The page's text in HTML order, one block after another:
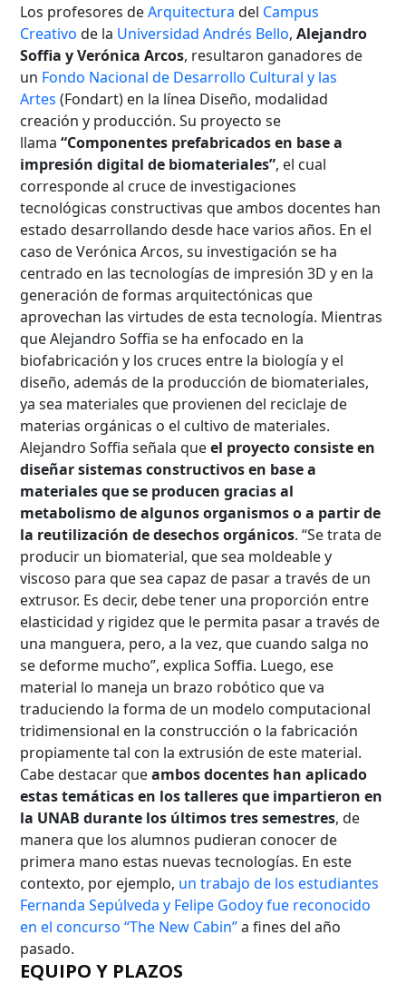
Los profesores deArquitectura del Campus
Creativo de la Universidad Andrés Bello,Alejandro
Soffia y Verónica Arcos, resultaron ganadores de
un Fondo Nacional de Desarrollo Cultural y las
Artes (Fondart) en la línea Diseño, modalidad
creación y producción. Su proyecto se
llama“Componentes prefabricados en base a
impresión digital de biomateriales”, el cual
corresponde al cruce de investigaciones
tecnológicas constructivas que ambos docentes han
estado desarrollando desde hace varios años. En el
caso de Verónica Arcos, su investigación se ha
centrado en las tecnologías de impresión 3D y en la
generación de formas arquitectónicas que
aprovechan las virtudes de esta tecnología. Mientras
que Alejandro Soffia se ha enfocado en la
biofabricación y los cruces entre la biología y el
diseño, además de la producción de biomateriales,
ya sea materiales que provienen del reciclaje de
materias orgánicas o el cultivo de materiales.
Alejandro Soffia señala queel proyecto consiste en
diseñar sistemas constructivos en base a
materiales que se producen gracias al
metabolismo de algunos organismos o a partir de
la reutilización de desechos orgánicos. “Se trata de
producir un biomaterial, que sea moldeable y
viscoso para que sea capaz de pasar a través de un
extrusor. Es decir, debe tener una proporción entre
elasticidad y rigidez que le permita pasar a través de
una manguera, pero, a la vez, que cuando salga no
se deforme mucho”, explica Soffia. Luego, ese
material lo maneja un brazo robótico que va
traduciendo la forma de un modelo computacional
tridimensional en la construcción o la fabricación
propiamente tal con la extrusión de este material.
Cabe destacar queambos docentes han aplicado
estas temáticas en los talleres que impartieron en
la UNAB durante los últimos tres semestres, de
manera que los alumnos pudieran conocer de
primera mano estas nuevas tecnologías. En este
contexto, por ejemplo, un trabajo de los estudiantes
Fernanda Sepúlveda y Felipe Godoy fue reconocido
en el concurso “The New Cabin”a fines del año
pasado.
EQUIPO Y PLAZOS
Búsqueda Avanzada
Carrera
Palabra clave
Desde...